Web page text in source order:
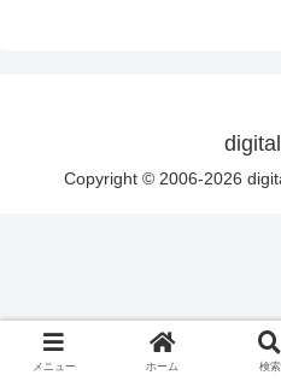
Copyright © 2006-2026
メニュー ホーム 検索